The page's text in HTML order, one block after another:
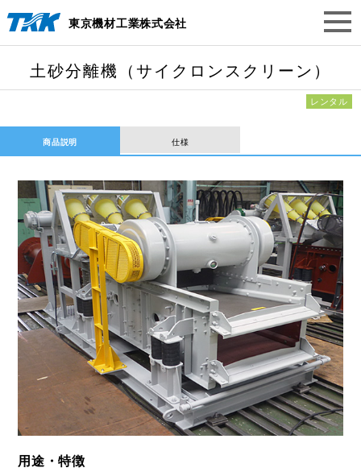
東京機材工業株式会社
土砂分離機（サイクロンスクリーン）
レンタル
商品説明 仕様
用途・特徴